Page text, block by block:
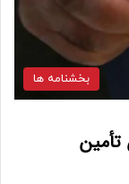
بخشنامه ها